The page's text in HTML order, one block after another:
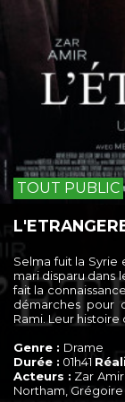
TOUT PUBLIC
Selma fuit la Syrie
mari disparu dans
fait la
démarches pour
Rami. Leur
Genre : Drame
Durée : 01h41
Acteurs : Zar
Northam,